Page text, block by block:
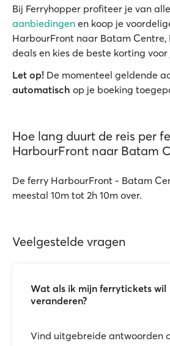
Bij Ferryhopper profiteer je van
aanbiedingen en koop je
HarbourFront naar Batam Centre,
deals en kies de beste korting voor
Let op! De momenteel geldende
automatisch op je boeking
Hoe lang duurt de reis per
HarbourFront naar Batam
De ferry HarbourFront - Batam
meestal 10m tot 2h 10m over.
Veelgestelde vragen
Wat als ik mijn ferrytickets wil
veranderen?
Vind uitgebreide antwoorden